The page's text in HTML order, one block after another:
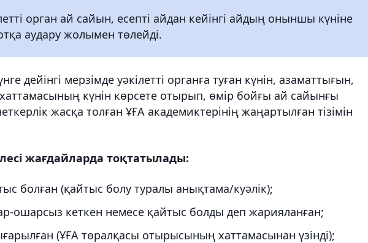
орган ай сайын, есепті айдан кейінгі айдың оныншы күніне
аудару жолымен төлейді.
дейінгі мерзімде уәкілетті органға туған күнін, азаматтығын,
күнін көрсете отырып, өмір бойғы ай сайынғы
жасқа толған ҰҒА академиктерінің жаңартылған тізімін
жағдайларда тоқтатылады:
болған (қайтыс болу туралы анықтама/куәлік);
ошарсыз кеткен немесе қайтыс болды деп жарияланған;
(ҰҒА төралқасы отырысының хаттамасынан үзінді);